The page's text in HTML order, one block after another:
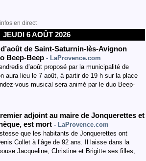
en direct
JEUDI 6 AOÛT 2026
de Saint-Saturnin-lès-Avignon
Beep-Beep - LaProvence.com
d’août proposé par la municipalité de
aura lieu le 7 août, à partir de 19 h sur la place
vous musical sera animé par le duo Beep-
adjoint au maire de Jonquerettes et
est mort - LaProvence.com
que les habitants de Jonquerettes ont
Collet à l’âge de 92 ans. Il laisse dans la
Jacqueline, Christine et Brigitte ses filles,